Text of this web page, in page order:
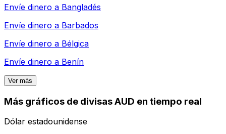
Envíe dinero a Bangladés
Envíe dinero a Barbados
Envíe dinero a Bélgica
Envíe dinero a Benín
Ver más
Más gráficos de divisas AUD en tiempo real
Dólar estadounidense